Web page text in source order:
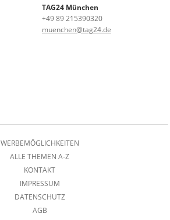
TAG24 München
+49 89 215390320
muenchen@tag24.de
WERBEMÖGLICHKEITEN
ALLE THEMEN A-Z
KONTAKT
IMPRESSUM
DATENSCHUTZ
AGB